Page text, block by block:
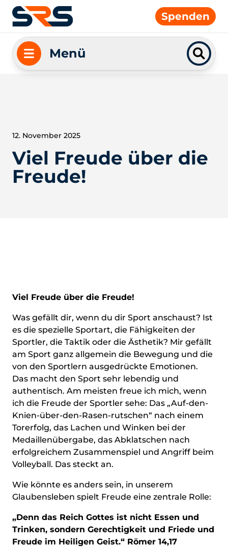
Spenden
Menü
12. November 2025
Viel Freude über die
Freude!
Viel Freude über die Freude!
Was gefällt dir, wenn du dir Sport anschaust? Ist
es die spezielle Sportart, die Fähigkeiten der
Sportler, die Taktik oder die Ästhetik? Mir gefällt
am Sport ganz allgemein die Bewegung und die
von den Sportlern ausgedrückte Emotionen.
Das macht den Sport sehr lebendig und
authentisch. Am meisten freue ich mich, wenn
ich die Freude der Sportler sehe: Das „Auf-den-
Knien-über-den-Rasen-rutschen“ nach einem
Torerfolg, das Lachen und Winken bei der
Medaillenübergabe, das Abklatschen nach
erfolgreichem Zusammenspiel und Angriff beim
Volleyball. Das steckt an.
Wie könnte es anders sein, in unserem
Glaubensleben spielt Freude eine zentrale Rolle:
„Denn das Reich Gottes ist nicht Essen und
Trinken, sondern Gerechtigkeit und Friede und
Freude im Heiligen Geist.“ Römer 14,17